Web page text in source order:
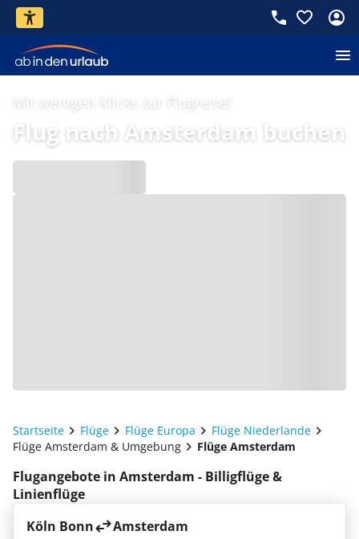
Mit wenigen Klicks zur Flugreise!
Flug nach Amsterdam buchen
Startseite Flüge Flüge Europa
Flüge Niederlande
Flüge Amsterdam & Umgebung
Flüge Amsterdam
Flugangebote in Amsterdam - Billigflüge &
Linienflüge
Köln Bonn
Amsterdam